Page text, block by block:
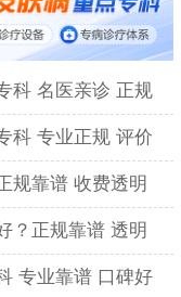
科 名医亲诊 正规
科 专业正规 评价
规靠谱 收费透明
？正规靠谱 透明
专业靠谱 口碑好